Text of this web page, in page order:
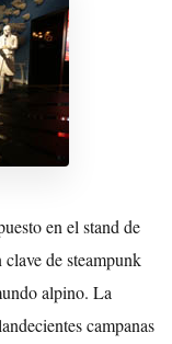
en el stand de
de steampunk
alpino. La
campanas